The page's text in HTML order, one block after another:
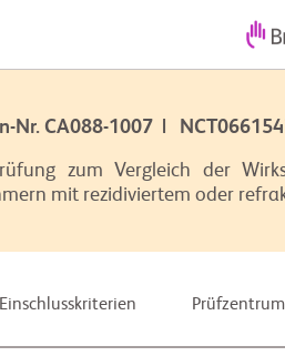
Nr. CA088-1007 |
zum Vergleich der
mit rezidiviertem oder